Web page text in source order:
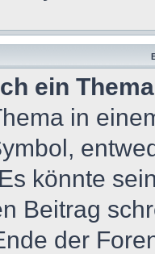
ein
in
könnte
Beitrag
der